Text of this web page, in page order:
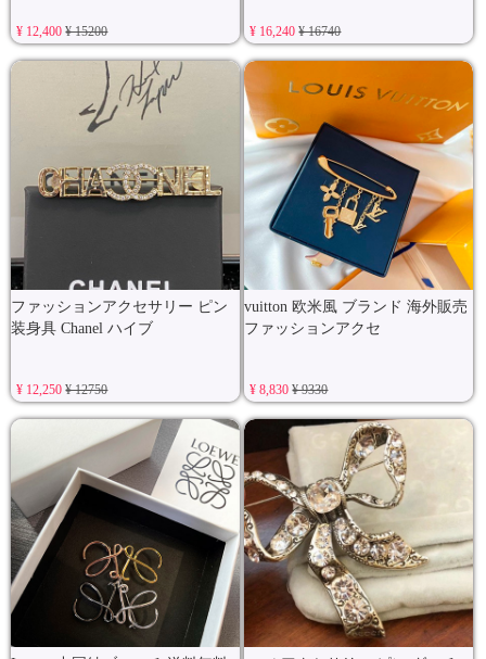
¥ 12,400¥ 15200 ¥ 16,240¥ 16740
ファッションアクセサリー ピン
装身具 Chanel ハイブ
¥ 12,250¥ 12750
vuitton 欧米風 ブランド 海外販売
ファッションアクセ
¥ 8,830¥ 9330